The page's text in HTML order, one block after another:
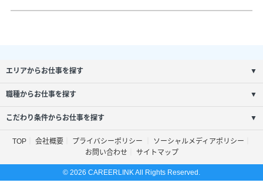
エリアからお仕事を探す ▼
職種からお仕事を探す ▼
こだわり条件からお仕事を探す ▼
TOP 会社概要 プライバシーポリシー
ソーシャルメディアポリシー
お問い合わせ
サイトマップ
© 2026 CAREERLINK All Rights Reserved.